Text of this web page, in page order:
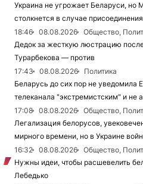
Украина не угрожает Беларуси, но
столкнется в случае
18:46
08.08.2026
Общество,
Дедок за жесткую люстрацию
Турарбекова — против
17:43
08.08.2026
Политика
Беларусь до сих пор не уведомила
телеканала "экстремистским" и не
17:08
08.08.2026
Общество,
Легализация белорусов,
мирного времени, но в Украине
16:32
08.08.2026
Общество,
Нужны идеи, чтобы расшевелить
Лебедько